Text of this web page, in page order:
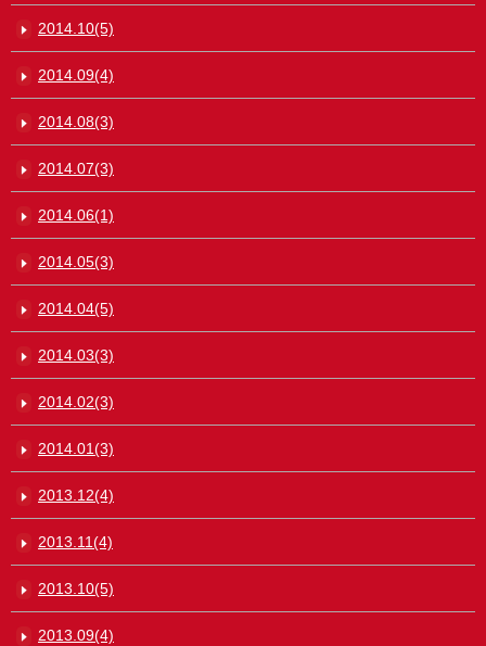
2014.10(5)
2014.09(4)
2014.08(3)
2014.07(3)
2014.06(1)
2014.05(3)
2014.04(5)
2014.03(3)
2014.02(3)
2014.01(3)
2013.12(4)
2013.11(4)
2013.10(5)
2013.09(4)